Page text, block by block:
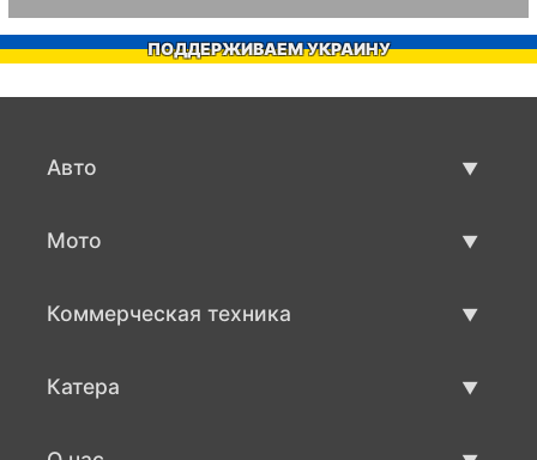
ПОДДЕРЖИВАЕМ УКРАИНУ
Авто
Мото
Коммерческая техника
Катера